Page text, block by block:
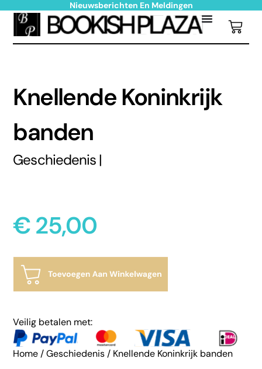
Nieuwsberichten En Meldingen
Home/Geschiedenis/ Knellende Koninkrijk banden
Knellende Koninkrijk
banden
Geschiedenis |
€25,00
Veilig betalen met: